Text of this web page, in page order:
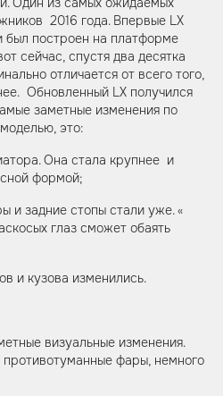
2016 года. Впервые LX
был построен на платформе
сейчас, спустя два десятка
отличается от всего того,
Обновленный LX получился
заметные изменения по
это:
Она стала крупнее и
формой;
и задние стопы стали уже. «
глаз сможет обаять
и кузова изменились.
визуальные изменения.
фары, немного